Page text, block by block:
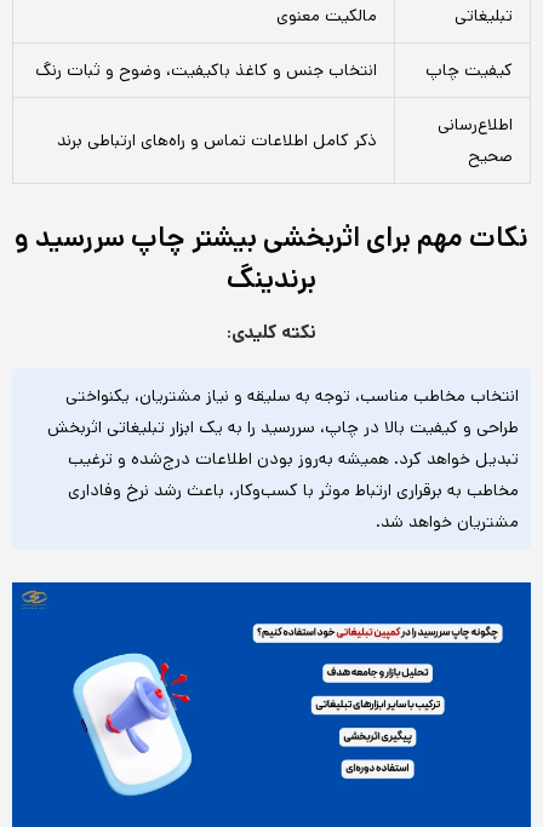
تبلیغاتی
مالکیت معنوی
کیفیت چاپ انتخاب جنس و کاغذ باکیفیت، وضوح و ثبات رنگ
اطلاع‌رسانی
صحیح
ذکر کامل اطلاعات تماس و راه‌های ارتباطی برند
نکات مهم برای اثربخشی بیشتر چاپ سررسید و
برندینگ
نکته کلیدی:
انتخاب مخاطب مناسب، توجه به سلیقه و نیاز مشتریان، یکنواختی
طراحی و کیفیت بالا در چاپ، سررسید را به یک ابزار تبلیغاتی اثربخش
تبدیل خواهد کرد. همیشه به‌روز بودن اطلاعات درج‌شده و ترغیب
مخاطب به برقراری ارتباط موثر با کسب‌وکار، باعث رشد نرخ وفاداری
مشتریان خواهد شد.